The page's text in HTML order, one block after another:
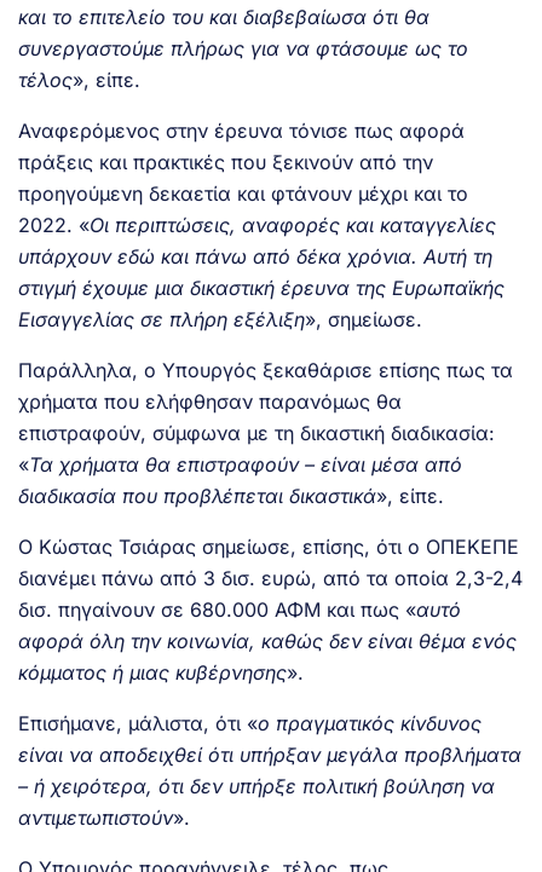
και το επιτελείο του και διαβεβαίωσα ότι θα
συνεργαστούμε πλήρως για να φτάσουμε ως το
τέλος», είπε.
Αναφερόμενος στην έρευνα τόνισε πως αφορά
πράξεις και πρακτικές που ξεκινούν από την
προηγούμενη δεκαετία και φτάνουν μέχρι και το
2022. «Οι περιπτώσεις, αναφορές και καταγγελίες
υπάρχουν εδώ και πάνω από δέκα χρόνια. Αυτή τη
στιγμή έχουμε μια δικαστική έρευνα της Ευρωπαϊκής
Εισαγγελίας σε πλήρη εξέλιξη», σημείωσε.
Παράλληλα, ο Υπουργός ξεκαθάρισε επίσης πως τα
χρήματα που ελήφθησαν παρανόμως θα
επιστραφούν, σύμφωνα με τη δικαστική διαδικασία:
«Τα χρήματα θα επιστραφούν – είναι μέσα από
διαδικασία που προβλέπεται δικαστικά», είπε.
Ο Κώστας Τσιάρας σημείωσε, επίσης, ότι ο ΟΠΕΚΕΠΕ
διανέμει πάνω από 3 δισ. ευρώ, από τα οποία 2,3-2,4
δισ. πηγαίνουν σε 680.000 ΑΦΜ και πως «αυτό
αφορά όλη την κοινωνία, καθώς δεν είναι θέμα ενός
κόμματος ή μιας κυβέρνησης».
Επισήμανε, μάλιστα, ότι «ο πραγματικός κίνδυνος
είναι να αποδειχθεί ότι υπήρξαν μεγάλα προβλήματα
– ή χειρότερα, ότι δεν υπήρξε πολιτική βούληση να
αντιμετωπιστούν».